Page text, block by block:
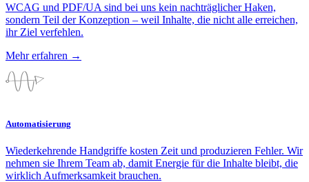
WCAG und PDF/UA sind bei uns kein nachträglicher Haken,
sondern Teil der Konzeption – weil Inhalte, die nicht alle erreichen,
ihr Ziel verfehlen.
Mehr erfahren →
Automatisierung
Wiederkehrende Handgriffe kosten Zeit und produzieren Fehler. Wir
nehmen sie Ihrem Team ab, damit Energie für die Inhalte bleibt, die
wirklich Aufmerksamkeit brauchen.